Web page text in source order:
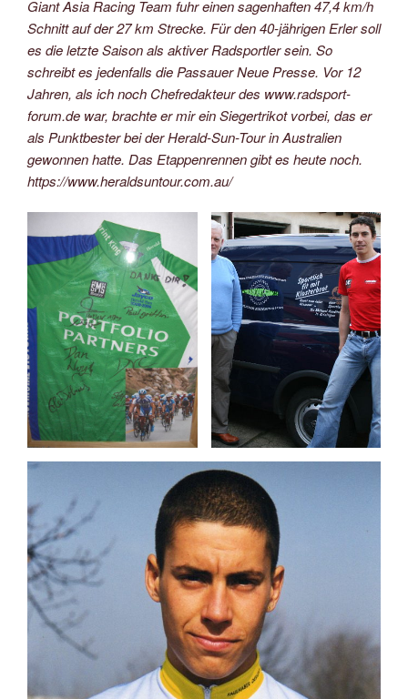
Giant Asia Racing Team fuhr einen sagenhaften 47,4 km/h
Schnitt auf der 27 km Strecke. Für den 40-jährigen Erler soll
es die letzte Saison als aktiver Radsportler sein. So
schreibt es jedenfalls die Passauer Neue Presse. Vor 12
Jahren, als ich noch Chefredakteur des www.radsport-
forum.de war, brachte er mir ein Siegertrikot vorbei, das er
als Punktbester bei der Herald-Sun-Tour in Australien
gewonnen hatte. Das Etappenrennen gibt es heute noch.
https://www.heraldsuntour.com.au/